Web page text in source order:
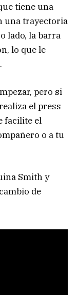
tiene una
una trayectoria
lado, la barra
lo que le
pero si
el press
facilite el
o a tu
Smith y
de